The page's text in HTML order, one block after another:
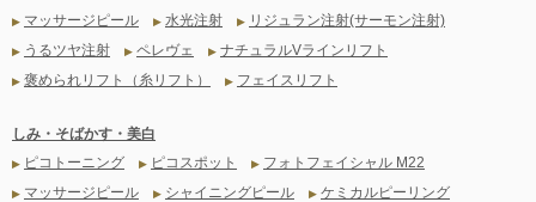
▶ マッサージピール ▶ 水光注射 ▶ リジュラン注射(サーモン注射)
▶ うるツヤ注射 ▶ ペレヴェ ▶ ナチュラルVラインリフト
▶ 褒められリフト（糸リフト） ▶ フェイスリフト
しみ・そばかす・美白
▶ ピコトーニング ▶ ピコスポット ▶ フォトフェイシャル M22
▶ マッサージピール ▶ シャイニングピール ▶ ケミカルピーリング